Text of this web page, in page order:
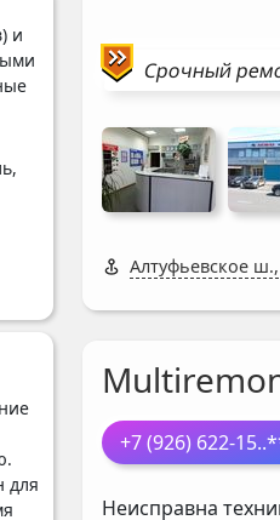
и
для
Срочный
Алтуфьевское
+7 (926) 622-15
Неисправна